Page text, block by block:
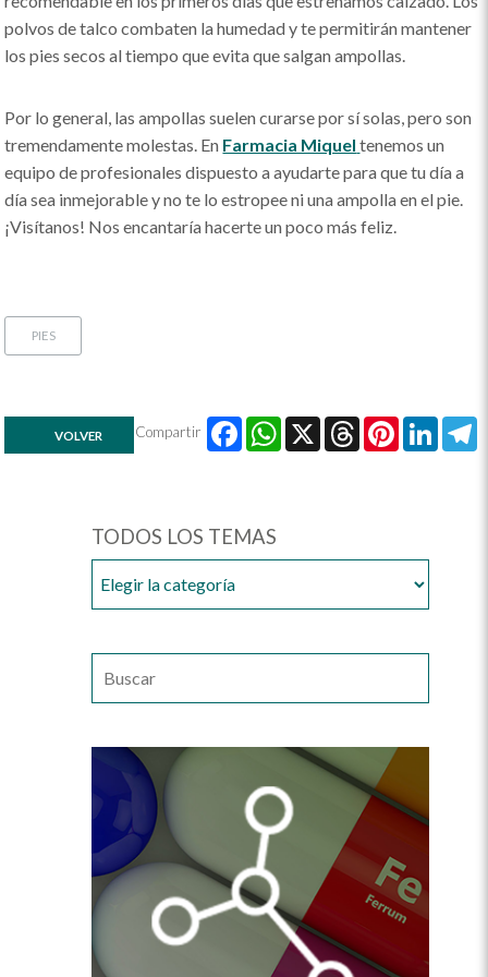
polvos de talco combaten la humedad y te permitirán mantener
los pies secos al tiempo que evita que salgan ampollas.
Por lo general, las ampollas suelen curarse por sí solas, pero son
tremendamente molestas. En Farmacia Miquel tenemos un
equipo de profesionales dispuesto a ayudarte para que tu día a
día sea inmejorable y no te lo estropee ni una ampolla en el pie.
¡Visítanos! Nos encantaría hacerte un poco más feliz.
PIES
VOLVER Compartir Facebook
WhatsApp
X Threads
TODOS LOS TEMAS
TODOS
LOS
TEMAS